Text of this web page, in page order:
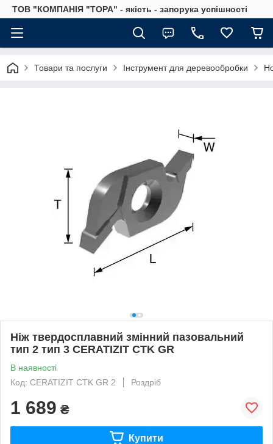
ТОВ "КОМПАНІЯ "ТОРА" - якість - запорука успішності
Товари та послуги Інструмент для деревообробки
Ніж твердосплавний змінний пазовальний
тип 2 тип 3 CERATIZIT CTK GR
В наявності
Код: CERATIZIT CTK GR 2
Роздріб
1 689 ₴
Купити